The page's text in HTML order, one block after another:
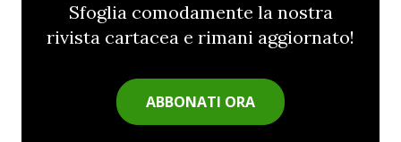
Sfoglia comodamente la nostra
rivista cartacea e rimani aggiornato!
ABBONATI ORA